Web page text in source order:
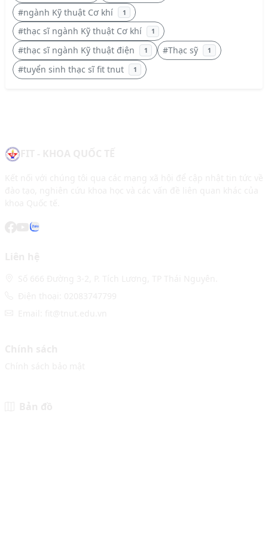
#ngành Kỹ thuật Cơ khí 1
#thạc sĩ ngành Kỹ thuật Cơ khí 1
#thạc sĩ ngành Kỹ thuật điện 1 #Thạc sỹ 1
#tuyển sinh thạc sĩ fit tnut 1